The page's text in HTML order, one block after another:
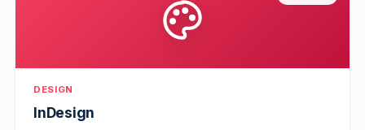
DESIGN
InDesign